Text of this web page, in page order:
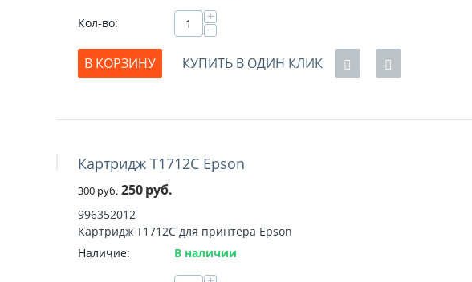
Кол-во: +
−
В КОРЗИНУ
КУПИТЬ В ОДИН КЛИК
Скидка 17%
Картридж T1712C Epson
300руб. 250руб.
996352012
Картридж T1712C для принтера Epson
Наличие:
В наличии